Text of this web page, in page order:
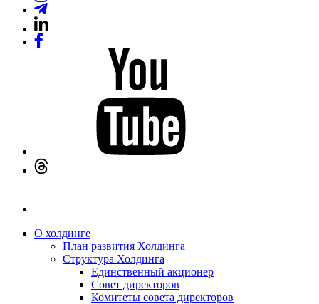
О холдинге
План развития Холдинга
Структура Холдинга
Единственный акционер
Совет директоров
Комитеты совета директоров